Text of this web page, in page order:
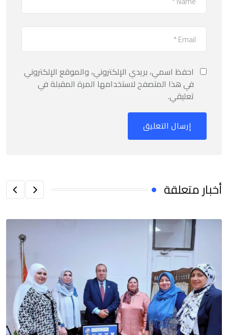
احفظ اسمي، بريدي الإلكتروني، والموقع الإلكتروني
في هذا المتصفح لاستخدامها المرة المقبلة في
تعليقي.
أخبار متعلقة